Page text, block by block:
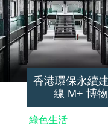
香港環保永續
線 M+ 博
綠色生活